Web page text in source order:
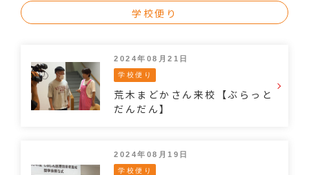
学校便り
2024年08月21日
学校便り
荒木まどかさん来校【ぶらっと
だんだん】
2024年08月19日
学校便り